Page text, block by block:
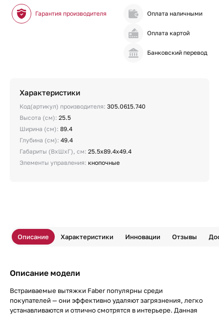
Гарантия производителя Оплата наличными
Оплата картой
Банковский перевод
Характеристики
Код(артикул) производителя: 305.0615.740
Высота (см): 25.5
Ширина (см): 89.4
Глубина (см): 49.4
Габариты (ВхШхГ), см: 25.5х89.4х49.4
Элементы управления: кнопочные
Описание Характеристики Инновации Отзывы
Описание модели
Встраиваемые вытяжки Faber популярны среди
покупателей — они эффективно удаляют загрязнения, легко
устанавливаются и отлично смотрятся в интерьере. Данная